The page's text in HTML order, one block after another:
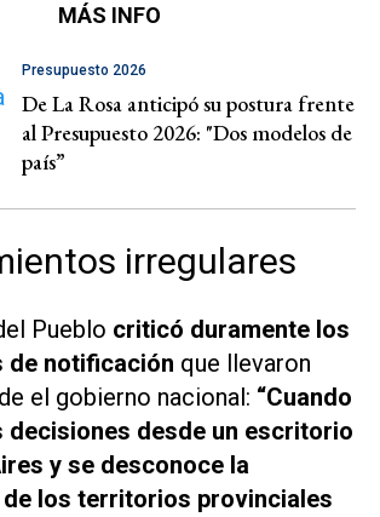
MÁS INFO
Presupuesto 2026
De La Rosa anticipó su postura frente
al Presupuesto 2026: "Dos modelos de
país”
irregulares
Pueblo criticó duramente los
de notificación que llevaron
el gobierno nacional: “Cuando
decisiones desde un escritorio
y se desconoce la
los territorios provinciales